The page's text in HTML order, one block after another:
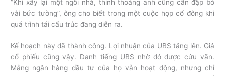
“Khi xây lại một ngôi nhà, thỉnh thoảng anh cũng cần đập bỏ
vài bức tường”, ông cho biết trong một cuộc họp cổ đông khi
quá trình tái cấu trúc đang diễn ra.
Kế hoạch này đã thành công. Lợi nhuận của UBS tăng lên. Giá
cổ phiếu cũng vậy. Danh tiếng UBS nhờ đó được cứu vãn.
Mảng ngân hàng đầu tư của họ vẫn hoạt động, nhưng chỉ